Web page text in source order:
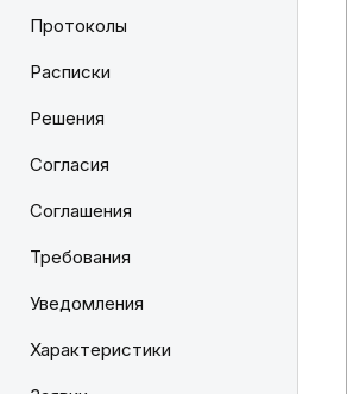
Протоколы
Расписки
Решения
Согласия
Соглашения
Требования
Уведомления
Характеристики